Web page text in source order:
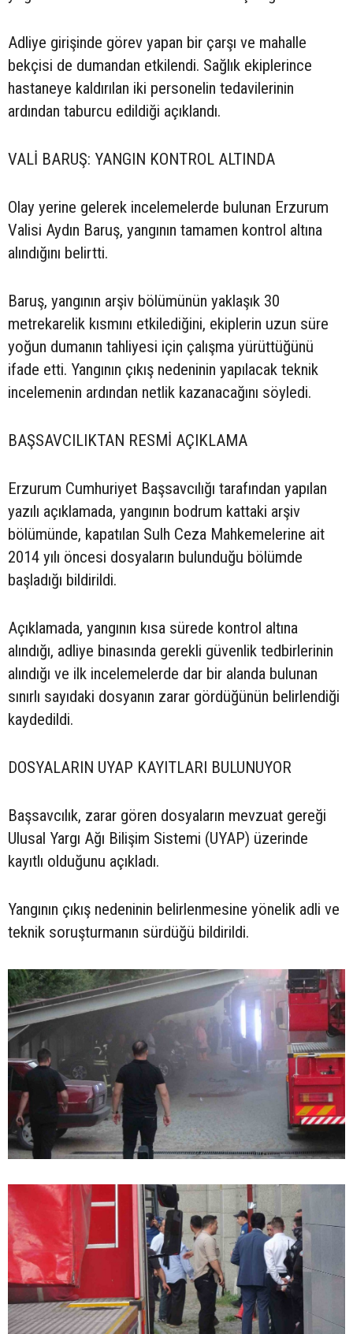
Adliye girişinde görev yapan bir çarşı ve mahalle
bekçisi de dumandan etkilendi. Sağlık ekiplerince
hastaneye kaldırılan iki personelin tedavilerinin
ardından taburcu edildiği açıklandı.
VALİ BARUŞ: YANGIN KONTROL ALTINDA
Olay yerine gelerek incelemelerde bulunan Erzurum
Valisi Aydın Baruş, yangının tamamen kontrol altına
alındığını belirtti.
Baruş, yangının arşiv bölümünün yaklaşık 30
metrekarelik kısmını etkilediğini, ekiplerin uzun süre
yoğun dumanın tahliyesi için çalışma yürüttüğünü
ifade etti. Yangının çıkış nedeninin yapılacak teknik
incelemenin ardından netlik kazanacağını söyledi.
BAŞSAVCILIKTAN RESMİ AÇIKLAMA
Erzurum Cumhuriyet Başsavcılığı tarafından yapılan
yazılı açıklamada, yangının bodrum kattaki arşiv
bölümünde, kapatılan Sulh Ceza Mahkemelerine ait
2014 yılı öncesi dosyaların bulunduğu bölümde
başladığı bildirildi.
Açıklamada, yangının kısa sürede kontrol altına
alındığı, adliye binasında gerekli güvenlik tedbirlerinin
alındığı ve ilk incelemelerde dar bir alanda bulunan
sınırlı sayıdaki dosyanın zarar gördüğünün belirlendiği
kaydedildi.
DOSYALARIN UYAP KAYITLARI BULUNUYOR
Başsavcılık, zarar gören dosyaların mevzuat gereği
Ulusal Yargı Ağı Bilişim Sistemi (UYAP) üzerinde
kayıtlı olduğunu açıkladı.
Yangının çıkış nedeninin belirlenmesine yönelik adli ve
teknik soruşturmanın sürdüğü bildirildi.